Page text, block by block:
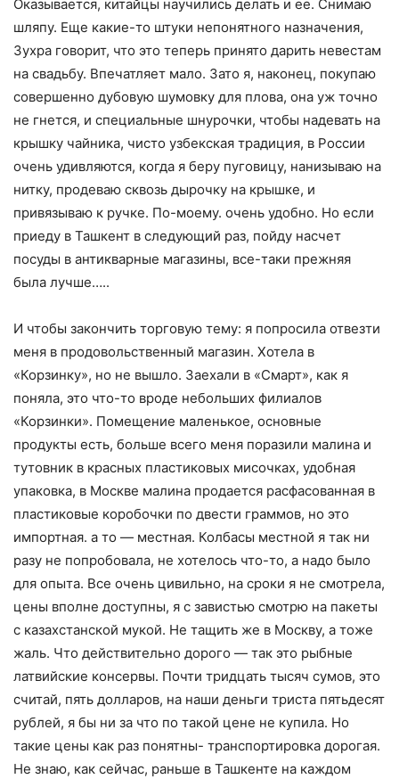
Оказывается, китайцы научились делать и ее. Снимаю
шляпу. Еще какие-то штуки непонятного назначения,
Зухра говорит, что это теперь принято дарить невестам
на свадьбу. Впечатляет мало. Зато я, наконец, покупаю
совершенно дубовую шумовку для плова, она уж точно
не гнется, и специальные шнурочки, чтобы надевать на
крышку чайника, чисто узбекская традиция, в России
очень удивляются, когда я беру пуговицу, нанизываю на
нитку, продеваю сквозь дырочку на крышке, и
привязываю к ручке. По-моему. очень удобно. Но если
приеду в Ташкент в следующий раз, пойду насчет
посуды в антикварные магазины, все-таки прежняя
была лучше…..
И чтобы закончить торговую тему: я попросила отвезти
меня в продовольственный магазин. Хотела в
«Корзинку», но не вышло. Заехали в «Смарт», как я
поняла, это что-то вроде небольших филиалов
«Корзинки». Помещение маленькое, основные
продукты есть, больше всего меня поразили малина и
тутовник в красных пластиковых мисочках, удобная
упаковка, в Москве малина продается расфасованная в
пластиковые коробочки по двести граммов, но это
импортная. а то — местная. Колбасы местной я так ни
разу не попробовала, не хотелось что-то, а надо было
для опыта. Все очень цивильно, на сроки я не смотрела,
цены вполне доступны, я с завистью смотрю на пакеты
с казахстанской мукой. Не тащить же в Москву, а тоже
жаль. Что действительно дорого — так это рыбные
латвийские консервы. Почти тридцать тысяч сумов, это
считай, пять долларов, на наши деньги триста пятьдесят
рублей, я бы ни за что по такой цене не купила. Но
такие цены как раз понятны- транспортировка дорогая.
Не знаю, как сейчас, раньше в Ташкенте на каждом